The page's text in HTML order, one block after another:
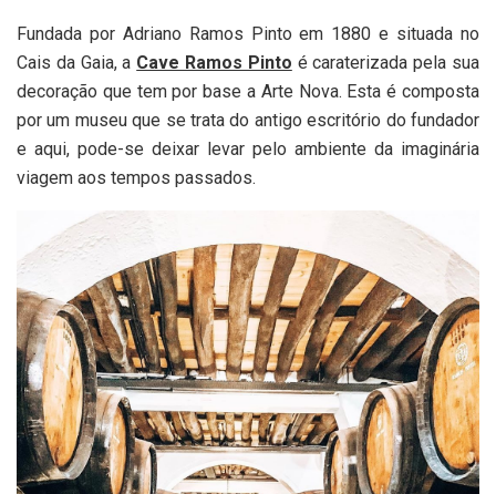
Fundada por Adriano Ramos Pinto em 1880 e situada no
Cais da Gaia, a Cave Ramos Pinto é caraterizada pela sua
decoração que tem por base a Arte Nova. Esta é composta
por um museu que se trata do antigo escritório do fundador
e aqui, pode-se deixar levar pelo ambiente da imaginária
viagem aos tempos passados.